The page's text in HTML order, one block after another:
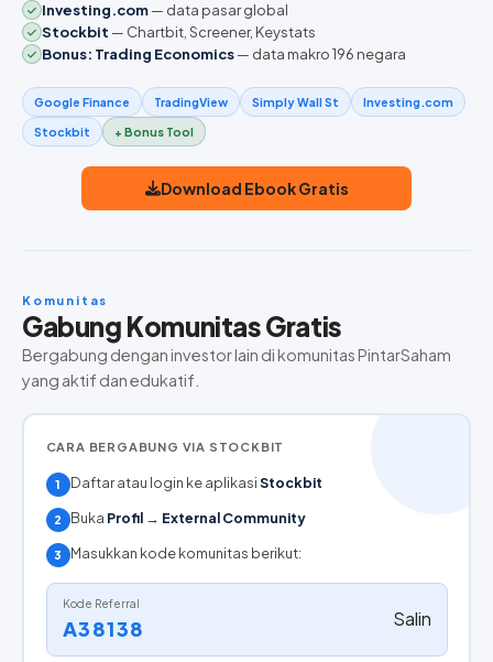
Investing.com— data pasar global
Stockbit — Chartbit, Screener, Keystats
Bonus: Trading Economics— data makro 196 negara
Google Finance TradingView Simply Wall St Investing.com
Stockbit + Bonus Tool
Download Ebook Gratis
Komunitas
Gabung Komunitas Gratis
Bergabung dengan investor lain di komunitas PintarSaham
yang aktif dan edukatif.
CARA BERGABUNG VIA STOCKBIT
1 Daftar atau login ke aplikasiStockbit
2 Buka Profil→ External Community
3 Masukkan kode komunitas berikut:
Kode Referral
A38138 Salin